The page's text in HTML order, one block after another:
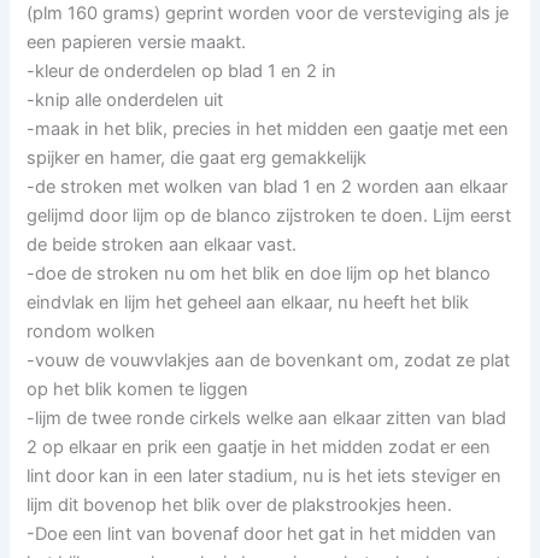
(plm 160 grams) geprint worden voor de versteviging als je
een papieren versie maakt.
-kleur de onderdelen op blad 1 en 2 in
-knip alle onderdelen uit
-maak in het blik, precies in het midden een gaatje met een
spijker en hamer, die gaat erg gemakkelijk
-de stroken met wolken van blad 1 en 2 worden aan elkaar
gelijmd door lijm op de blanco zijstroken te doen. Lijm eerst
de beide stroken aan elkaar vast.
-doe de stroken nu om het blik en doe lijm op het blanco
eindvlak en lijm het geheel aan elkaar, nu heeft het blik
rondom wolken
-vouw de vouwvlakjes aan de bovenkant om, zodat ze plat
op het blik komen te liggen
-lijm de twee ronde cirkels welke aan elkaar zitten van blad
2 op elkaar en prik een gaatje in het midden zodat er een
lint door kan in een later stadium, nu is het iets steviger en
lijm dit bovenop het blik over de plakstrookjes heen.
-Doe een lint van bovenaf door het gat in het midden van